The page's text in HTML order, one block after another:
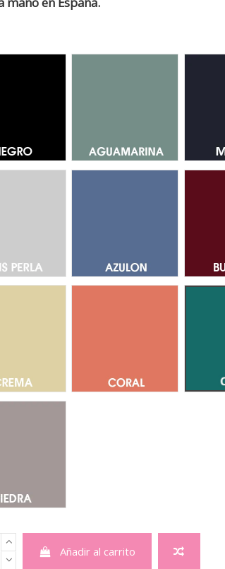
Añadir al carrito